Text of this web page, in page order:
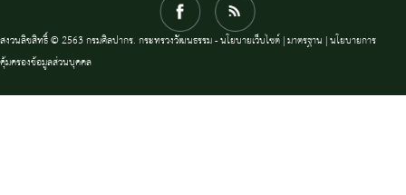
สงวนลิขสิทธิ์ © 2563 กรมศิลปากร. กระทรวงวัฒนธรรม -นโยบายเว็บไซต์|มาตรฐาน |นโยบายการ
คุ้มครองข้อมูลส่วนบุคคล